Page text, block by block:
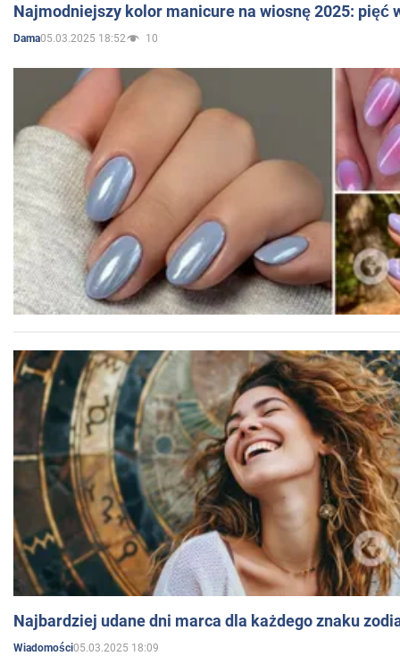
Najmodniejszy kolor manicure na wiosnę 2025: pięć
Dama05.03.2025 18:52 10
Najbardziej udane dni marca dla każdego znaku
Wiadomości05.03.2025 18:09